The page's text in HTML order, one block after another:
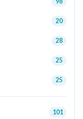
20
28
25
25
101